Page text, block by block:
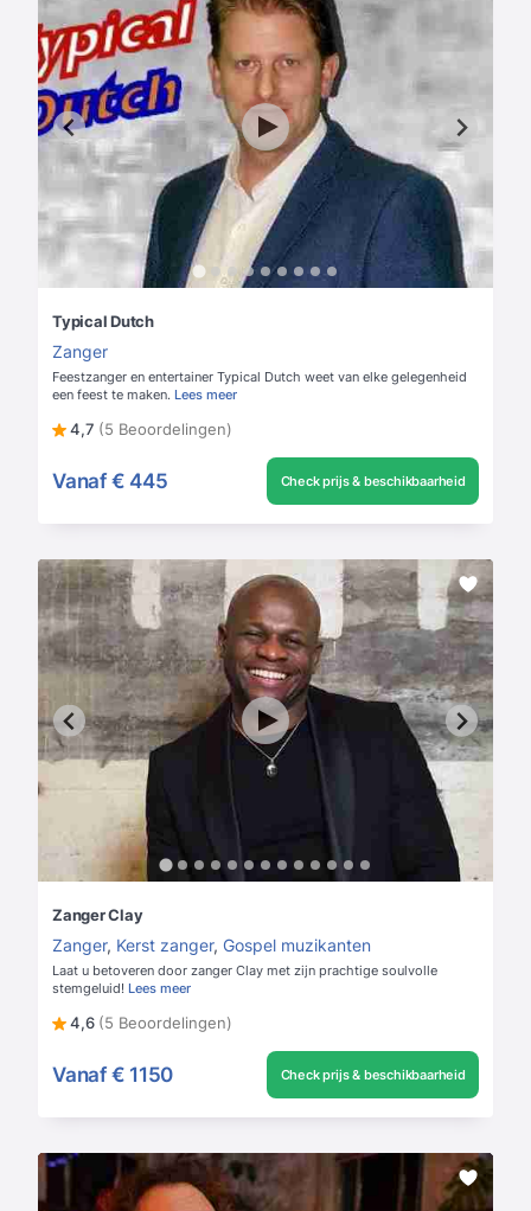
Typical Dutch
Zanger
Feestzanger en entertainer Typical Dutch weet van elke gelegenheid
een feest te maken. Lees meer
4,7 (5 Beoordelingen)
Vanaf € 445 Check prijs & beschikbaarheid
Zanger Clay
Zanger, Kerst zanger, Gospel muzikanten
Laat u betoveren door zanger Clay met zijn prachtige soulvolle
stemgeluid! Lees meer
4,6 (5 Beoordelingen)
Vanaf € 1150 Check prijs & beschikbaarheid